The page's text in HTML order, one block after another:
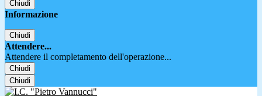
Chiudi
Informazione
Chiudi
Attendere...
Attendere il completamento dell'operazione...
Chiudi
Chiudi